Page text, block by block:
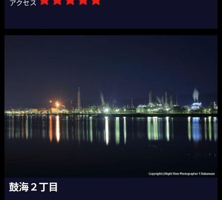
アクセス
鼓海２丁目